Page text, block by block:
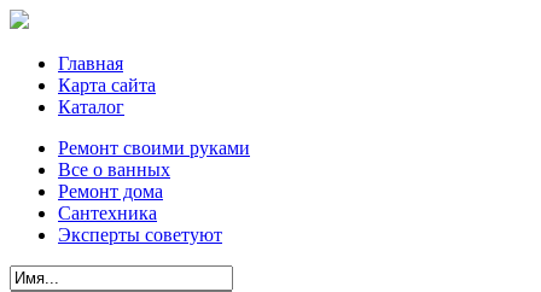
Главная
Карта сайта
Каталог
Ремонт своими руками
Все о ванных
Ремонт дома
Сантехника
Эксперты советуют